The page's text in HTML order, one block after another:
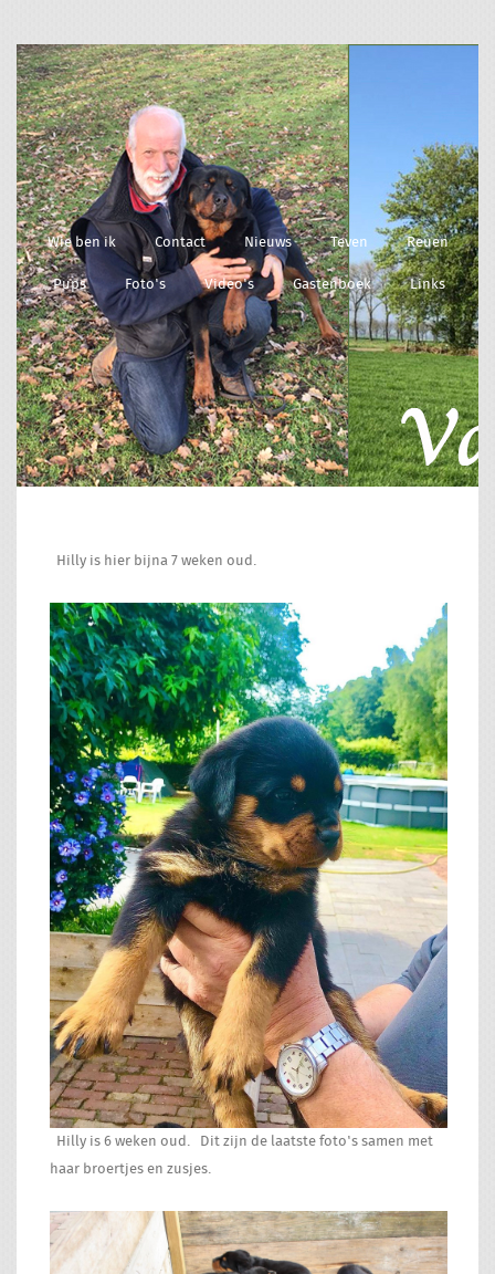
Wie ben ik Contact Nieuws Teven Reuen
Pups Foto's Video's Gastenboek Links
Hilly is hier bijna 7 weken oud.
Hilly is 6 weken oud. Dit zijn de laatste foto's samen met
haar broertjes en zusjes.